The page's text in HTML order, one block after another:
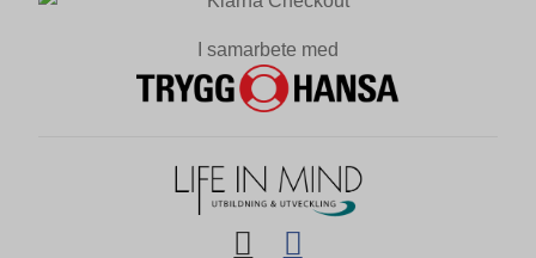
I samarbete med